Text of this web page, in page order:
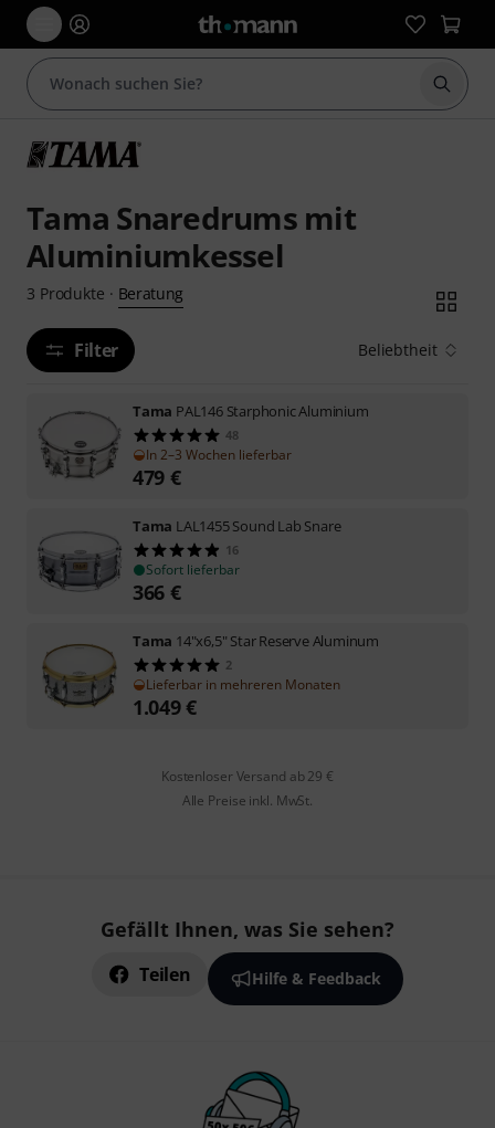
Suche
Tama Snaredrums mit
Aluminiumkessel
3 Produkte · Beratung
Filter Beliebtheit
Tama PAL146 Starphonic Aluminium
48
In 2–3 Wochen lieferbar
479 €
Tama LAL1455 Sound Lab Snare
16
Sofort lieferbar
366 €
Tama 14"x6,5" Star Reserve Aluminum
2
Lieferbar in mehreren Monaten
1.049€
Kostenloser Versand ab 29 €
Alle Preise inkl. MwSt.
Gefällt Ihnen, was Sie sehen?
Teilen Hilfe & Feedback